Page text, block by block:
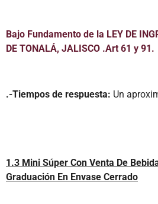
Bajo Fundamento de la LEY DE
DE TONALÁ, JALISCO .Art 61 y 91.
.-Tiempos de respuesta: Un
1.3 Mini Súper Con Venta De
Graduación En Envase Cerrado